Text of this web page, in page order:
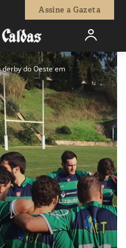
Assine a Gazeta
do Oeste em